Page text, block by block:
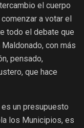
el cuerpo
a votar el
todo el debate que
con más
pensado,
que hace
un presupuesto
los Municipios, es